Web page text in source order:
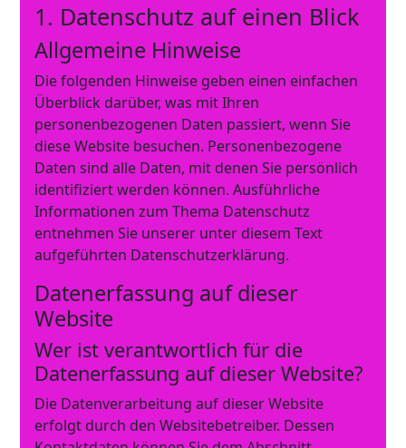
1. Datenschutz auf einen Blick
Allgemeine Hinweise
Die folgenden Hinweise geben einen einfachen
Überblick darüber, was mit Ihren
personenbezogenen Daten passiert, wenn Sie
diese Website besuchen. Personenbezogene
Daten sind alle Daten, mit denen Sie persönlich
identifiziert werden können. Ausführliche
Informationen zum Thema Datenschutz
entnehmen Sie unserer unter diesem Text
aufgeführten Datenschutzerklärung.
Datenerfassung auf dieser
Website
Wer ist verantwortlich für die
Datenerfassung auf dieser Website?
Die Datenverarbeitung auf dieser Website
erfolgt durch den Websitebetreiber. Dessen